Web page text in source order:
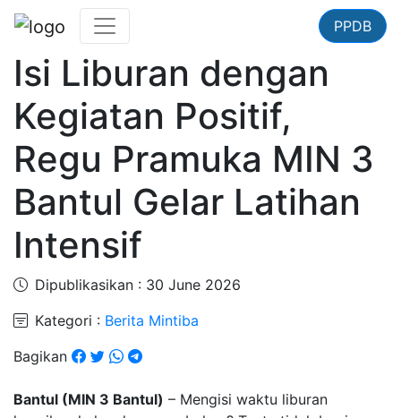
PPDB
Isi Liburan dengan
Kegiatan Positif,
Regu Pramuka MIN 3
Bantul Gelar Latihan
Intensif
Dipublikasikan : 30 June 2026
Kategori : Berita Mintiba
Bagikan
Bantul (MIN 3 Bantul) – Mengisi waktu liburan